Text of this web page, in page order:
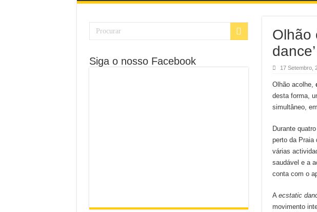
Olhão
17 Setembro,
Olhão acolhe,
desta forma,
simultâneo,
Durante
perto da Praia
várias
saudável e a
conta com o
A ecstatic
movimento
Siga o nosso Facebook